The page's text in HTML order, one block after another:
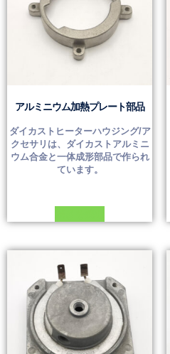
アルミニウム加熱プレート部品
ダイカストヒーターハウジング/ア
クセサリは、ダイカストアルミニ
ウム合金と一体成形部品で作られ
ています。